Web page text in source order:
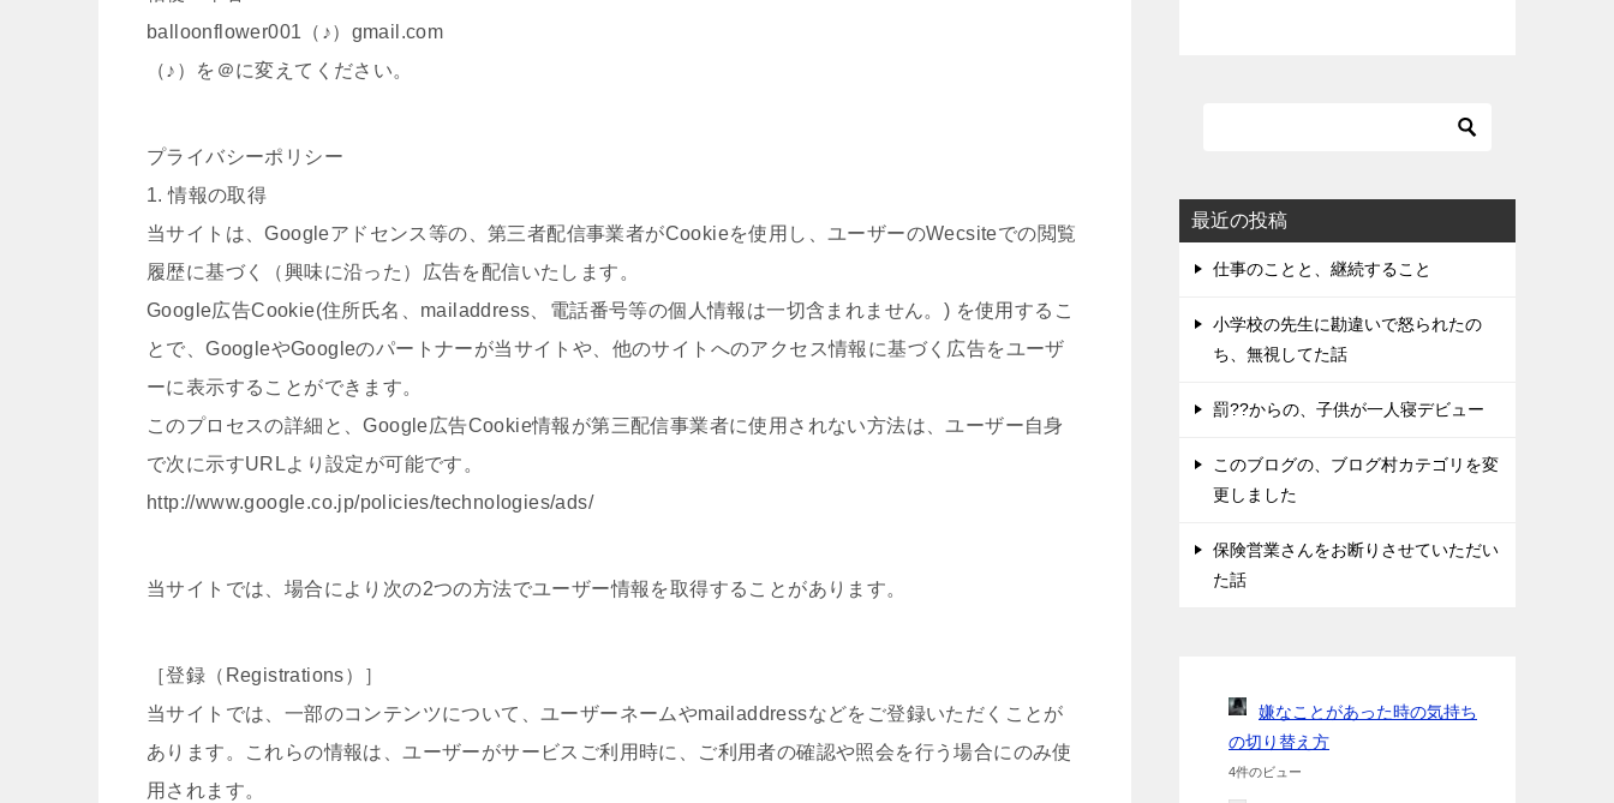
balloonflower001（♪）gmail.com
（♪）を＠に変えてください。
プライバシーポリシー
1. 情報の取得
当サイトは、Googleアドセンス等の、第三者配信事業者がCookieを使用し、ユーザーのWecsiteでの閲覧
履歴に基づく（興味に沿った）広告を配信いたします。
Google広告Cookie(住所氏名、mailaddress、電話番号等の個人情報は一切含まれません。) を使用するこ
とで、GoogleやGoogleのパートナーが当サイトや、他のサイトへのアクセス情報に基づく広告をユーザ
ーに表示することができます。
このプロセスの詳細と、Google広告Cookie情報が第三配信事業者に使用されない方法は、ユーザー自身
で次に示すURLより設定が可能です。
http://www.google.co.jp/policies/technologies/ads/
当サイトでは、場合により次の2つの方法でユーザー情報を取得することがあります。
［登録（Registrations）］
当サイトでは、一部のコンテンツについて、ユーザーネームやmailaddressなどをご登録いただくことが
あります。これらの情報は、ユーザーがサービスご利用時に、ご利用者の確認や照会を行う場合にのみ使
用されます。
最近の投稿
仕事のことと、継続すること
小学校の先生に勘違いで怒られたの
ち、無視してた話
罰??からの、子供が一人寝デビュー
このブログの、ブログ村カテゴリを変
更しました
保険営業さんをお断りさせていただい
た話
嫌なことがあった時の気持ち
の切り替え方
4件のビュー